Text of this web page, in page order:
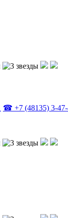
☎ +7 (48135) 3-